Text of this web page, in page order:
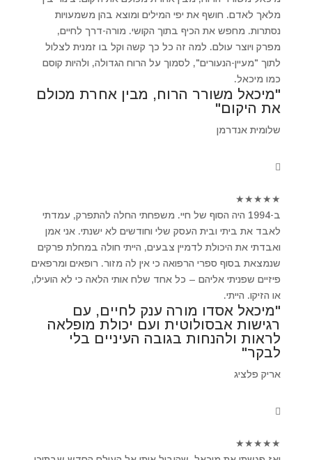
מלאך לאדם. חושף את יפי המילים ומוצא בהן משמעויות
נסתרות. מחפש את הכיף בתוך הקושי. מורה-דרך לחיים,
מפרק ויוצר עולם. למה זה כל כך קשה וקל בו זמנית לצלול
לתוך "מעיין-הנעורים", לסמוך על הרוח הגדולה, ולהיות קוסם
כמו מיכאל.
"מיכאל משורר הרוח, מבין אחרת מכולם
את היקום"
שלומית אנדרמן
★
★
★
★
★
ב-1994 היה הסוף של חיי. משפחתי החלה להתפרק, עמדתי
לאבד את ביתי ובית העסק שלי וחודשים לא ישנתי. אני אמן
ואבדתי את היכולת לדמיין צבעים, הייתי חולה במחלת פרקים
שנמצאת בסוף ספרי הרפואה כי אין לה מזור. רופאים ומרפאים
פיזיים שפניתי אליהם – כל אחד שלח אותי הלאה כי לא הועילו,
או הזיקו. הייתי.
"מיכאל אסדו מורה ענק לחיים, עם
רגישות אבסולוטית ועם יכולת מופלאה
לראות ולהנחות בגובה העיניים בלי
לבקר"
אריק פלציג
★
★
★
★
★